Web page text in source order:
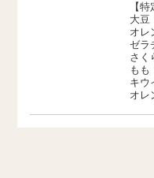
【
大豆
オレ
ゼラ
さく
もも
キウ
オレ